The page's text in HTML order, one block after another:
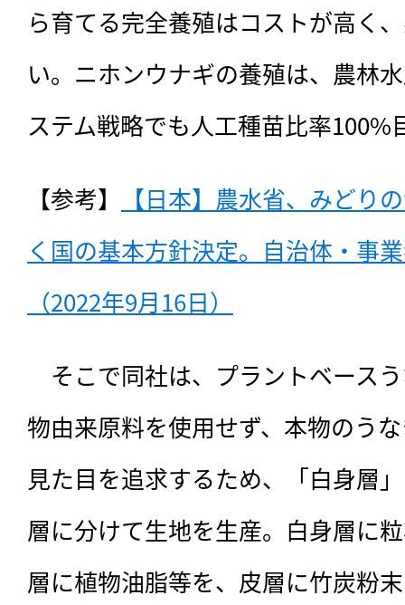
ら育てる完全養殖はコストが高く
い。ニホンウナギの養殖は、農林
ステム戦略でも人工種苗比率100%
【参考】
【日本】農水省、みどり
く国の基本方針決定。自治体・事
（2022年9月16日）
そこで同社は、プラントベース
物由来原料を使用せず、本物のう
見た目を追求するため、「白身層
層に分けて生地を生産。白身層に
層に植物油脂等を、皮層に竹炭粉